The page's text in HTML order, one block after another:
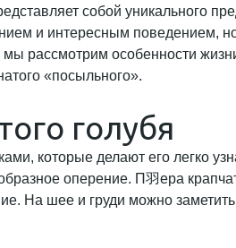
собой уникального
и интересным поведением,
рассмотрим особенности
«посыльного».
голубя
которые делают его легко
оперение. П羽eра
На шее и груди можно